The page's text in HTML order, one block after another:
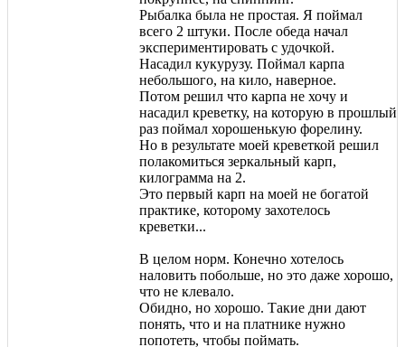
Рыбалка была не простая. Я поймал
всего 2 штуки. После обеда начал
экспериментировать с удочкой.
Насадил кукурузу. Поймал карпа
небольшого, на кило, наверное.
Потом решил что карпа не хочу и
насадил креветку, на которую в прошлый
раз поймал хорошенькую форелину.
Но в результате моей креветкой решил
полакомиться зеркальный карп,
килограмма на 2.
Это первый карп на моей не богатой
практике, которому захотелось
креветки...
В целом норм. Конечно хотелось
наловить побольше, но это даже хорошо,
что не клевало.
Обидно, но хорошо. Такие дни дают
понять, что и на платнике нужно
попотеть, чтобы поймать.